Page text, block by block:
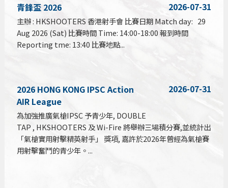
青鋒盃 2026 2026-07-31
主辦 : HKSHOOTERS 香港射手會 比賽日期 Match day: 29
Aug 2026 (Sat) 比賽時間 Time: 14:00-18:00 報到時間
Reporting tme: 13:40 比賽地點...
2026 HONG KONG IPSC Action
AIR League
2026-07-31
為加強推廣氣槍IPSC 予青少年, DOUBLE
TAP , HKSHOOTERS 及 Wi-Fire 將舉辦三場積分賽,並統計出
「氣槍實用射擊精英射手」 獎項, 嘉許於2026年曾經為氣槍賽
用射擊奮鬥的青少年。...